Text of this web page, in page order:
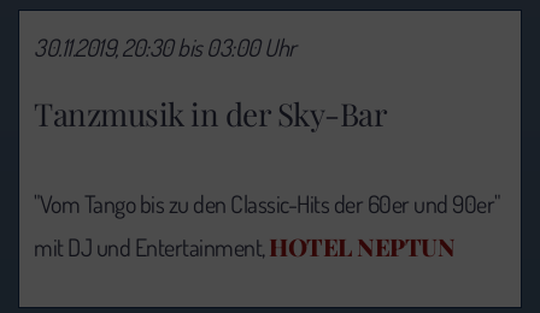
Tanzmusik in der Sky-Bar
30.11.2019, 20:30 bis 03:00 Uhr
"Vom Tango bis zu den Classic-Hits der 60er und 90er"
mit DJ und Entertainment,HOTEL NEPTUN